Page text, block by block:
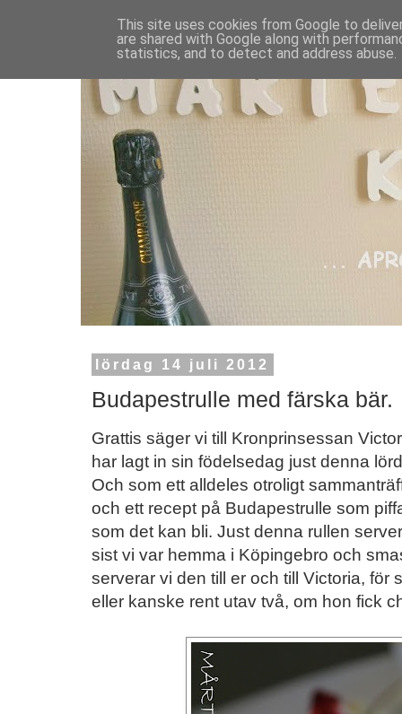
lördag 14 juli 2012
Budapestrulle med färska bär.
Grattis säger vi till Kronprinsessan
har lagt in sin födelsedag just denna
Och som ett alldeles otroligt
och ett recept på Budapestrulle som
som det kan bli. Just denna rullen
sist vi var hemma i Köpingebro och
serverar vi den till er och till Victoria, för
eller kanske rent utav två, om hon fick
This site uses cookies from Google to
are shared with Google along with
statistics, and to detect and address abuse.